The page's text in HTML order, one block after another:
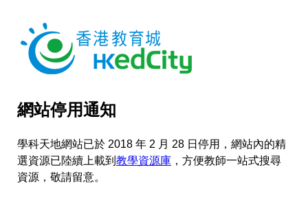
網站停用通知
學科天地網站已於 2018 年 2 月 28 日停用，網站內的精
選資源已陸續上載到 教學資源庫 ，方便教師一站式搜尋
資源，敬請留意。